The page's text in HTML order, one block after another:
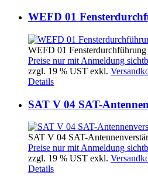
WEFD 01
WEFD 01
Preise nur mit Anmeldung
zzgl. 19 % UST exkl.
Details
SAT V 04 SAT-
SAT V 04 SAT-
Preise nur mit Anmeldung
zzgl. 19 % UST exkl.
Details